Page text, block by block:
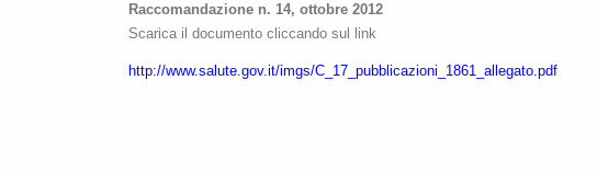
Raccomandazione n. 14, ottobre 2012
Scarica il documento cliccando sul link
http://www.salute.gov.it/imgs/C_17_pubblicazioni_1861_allegato.pdf